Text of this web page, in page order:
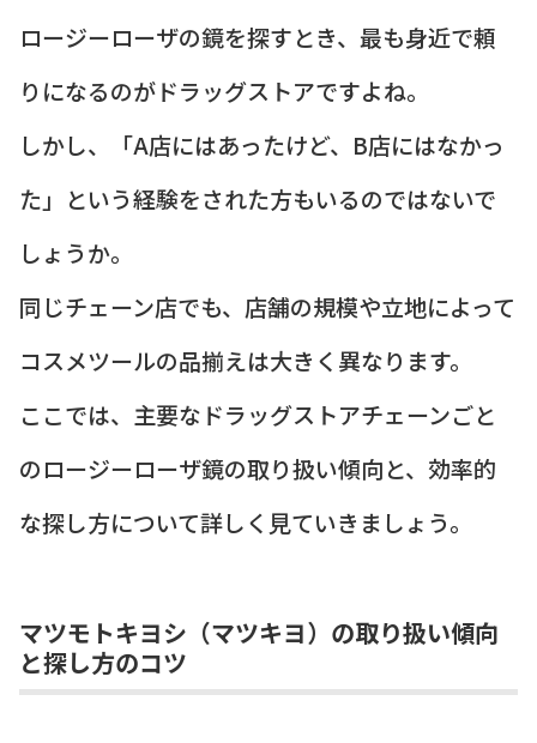
ロージーローザの鏡を探すとき、最も身近で頼
りになるのがドラッグストアですよね。
しかし、「A店にはあったけど、B店にはなかっ
た」という経験をされた方もいるのではないで
しょうか。
同じチェーン店でも、店舗の規模や立地によって
コスメツールの品揃えは大きく異なります。
ここでは、主要なドラッグストアチェーンごと
のロージーローザ鏡の取り扱い傾向と、効率的
な探し方について詳しく見ていきましょう。
マツモトキヨシ（マツキヨ）の取り扱い傾向
と探し方のコツ